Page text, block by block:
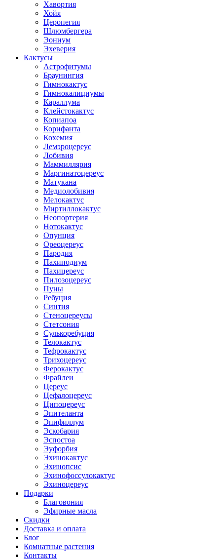
Хавортия
Хойя
Церопегия
Шлюмбергера
Эониум
Эхеверия
Кактусы
Астрофитумы
Браунингия
Гимнокактус
Гимнокалициумы
Караллума
Клейстокактус
Копиапоа
Корифанта
Кохемия
Лемэроцереус
Лобивия
Маммиллярия
Маргинатоцереус
Матукана
Медиолобивия
Мелокактус
Миртиллокактус
Неопортерия
Нотокактус
Опунция
Ореоцереус
Пародия
Пахиподиум
Пахицереус
Пилозоцереус
Пуны
Ребуция
Синтия
Стеноцереусы
Стетсония
Сулькоребуция
Телокактус
Тефрокактус
Трихоцереус
Ферокактус
Фрайлеи
Цереус
Цефалоцереус
Ципоцереус
Эпителанта
Эпифиллум
Эскобария
Эспостоа
Эуфорбия
Эхинокактус
Эхинопсис
Эхинофоссулокактус
Эхиноцереус
Подарки
Благовония
Эфирные масла
Скидки
Доставка и оплата
Блог
Комнатные растения
Контакты